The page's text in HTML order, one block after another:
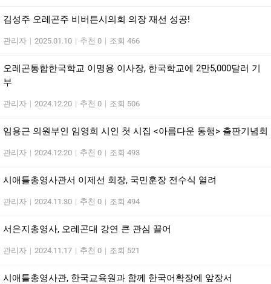
김성주 오레곤주 비버튼시의회 의장 재선 성공!
관리자 | 2025.01.10 | 추천 0 | 조회 466
오레곤통합한국학교 이명용 이사장, 한국학교에 2만5,000달러 기
부
관리자 | 2024.12.20 | 추천 0 | 조회 506
임용근 의원부인 임영희 시인 첫 시집 <아름다운 동행> 출판기념회
관리자 | 2024.12.20 | 추천 0 | 조회 493
시애틀총영사관서 이제선 회장, 국민훈장 전수식 열려
관리자 | 2024.11.30 | 추천 0 | 조회 494
서은지총영사, 오레곤대 강연 큰 관심 끌어
관리자 | 2024.11.17 | 추천 0 | 조회 521
시애틀총영사관, 한국교육원과 함께 한국어확장에 앞장서